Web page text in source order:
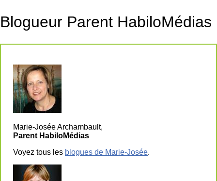
Blogueur Parent HabiloMédias
Marie-Josée Archambault,
Parent HabiloMédias
Voyez tous les blogues de Marie-Josée.